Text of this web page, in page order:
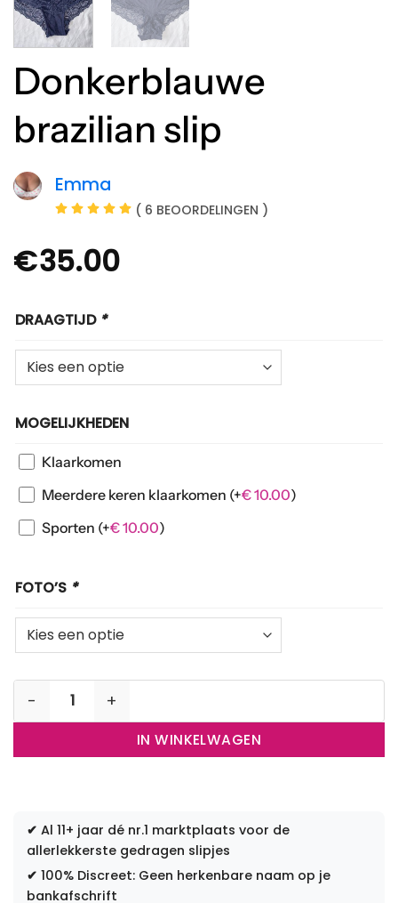
Donkerblauwe
brazilian slip
Emma
( 6 BEOORDELINGEN )
€35.00
DRAAGTIJD *
MOGELIJKHEDEN
Klaarkomen
Meerdere keren klaarkomen (+€10.00)
Sporten (+€10.00)
FOTO’S *
IN WINKELWAGEN
✔ Al 11+ jaar dé nr.1 marktplaats voor de
allerlekkerste gedragen slipjes
✔ 100% Discreet: Geen herkenbare naam op je
bankafschrift